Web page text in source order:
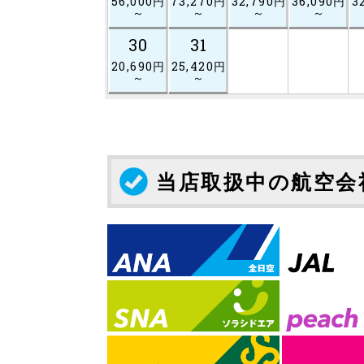
～ ～ ～ ～
30
20,690円
～
31
25,420円
～
当店取扱中の航空